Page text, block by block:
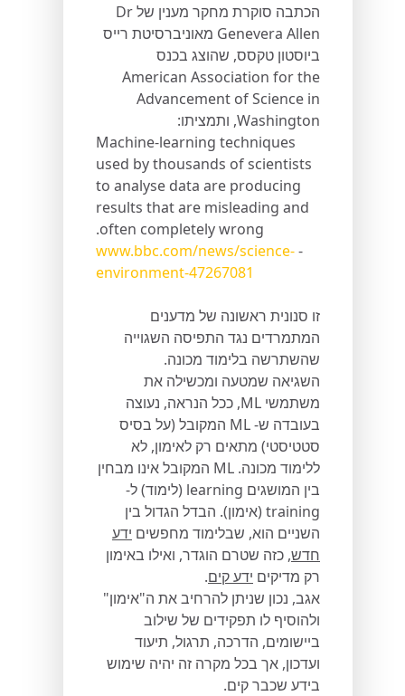
הכתבה סוקרת מחקר מענין של Dr
Genevera Allen מאוניברסיטת רייס
ביוסטון טקסס, שהוצג בכנס
American Association for the
Advancement of Science in
Washington, ותמציתו:
Machine-learning techniques
used by thousands of scientists
to analyse data are producing
results that are misleading and
often completely wrong.
-
www.bbc.com/news/science-
environment-47267081
זו סנונית ראשונה של מדענים
המתמרדים נגד התפיסה השגוייה
שהשתרשה בלימוד מכונה.
השגיאה שמטעה ומכשילה את
משתמשי ML, ככל הנראה, נעוצה
בעובדה ש- ML המקובל (על בסיס
סטטיסטי) מתאים רק לאימון, לא
ללימוד מכונה. ML המקובל אינו מבחין
בין המושגים learning (לימוד) ל-
training (אימון). הבדל הגדול בין
השניים הוא, שבלימוד מחפשים ידע
חדש, כזה שטרם הוגדר, ואילו באימון
רק מדיקים ידע קים.
אגב, נכון שניתן להרחיב את ה"אימון"
ולהוסיף לו תפקידים של שילוב
ביישומים, הדרכה, תרגול, תיעוד
ועדכון, אך בכל מקרה זה יהיה שימוש
בידע שכבר קים.